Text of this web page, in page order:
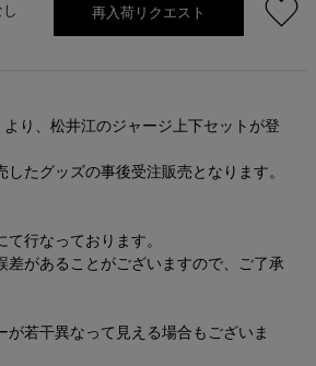
再入荷リクエスト
より、松井江のジャージ上下セットが登
したグッズの事後受注販売となります。
行なっております。
差があることがございますので、ご了承
が若干異なって見える場合もございま